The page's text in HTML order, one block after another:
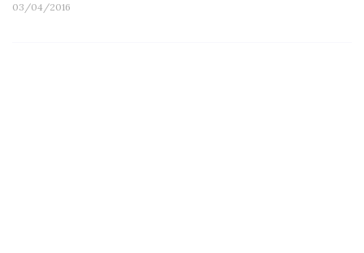
03/04/2016